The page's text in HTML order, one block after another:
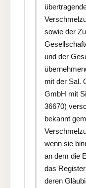
sowie der
und der
mit der Sal.
GmbH mit
36670)
bekannt
wenn sie
an dem die
das
deren